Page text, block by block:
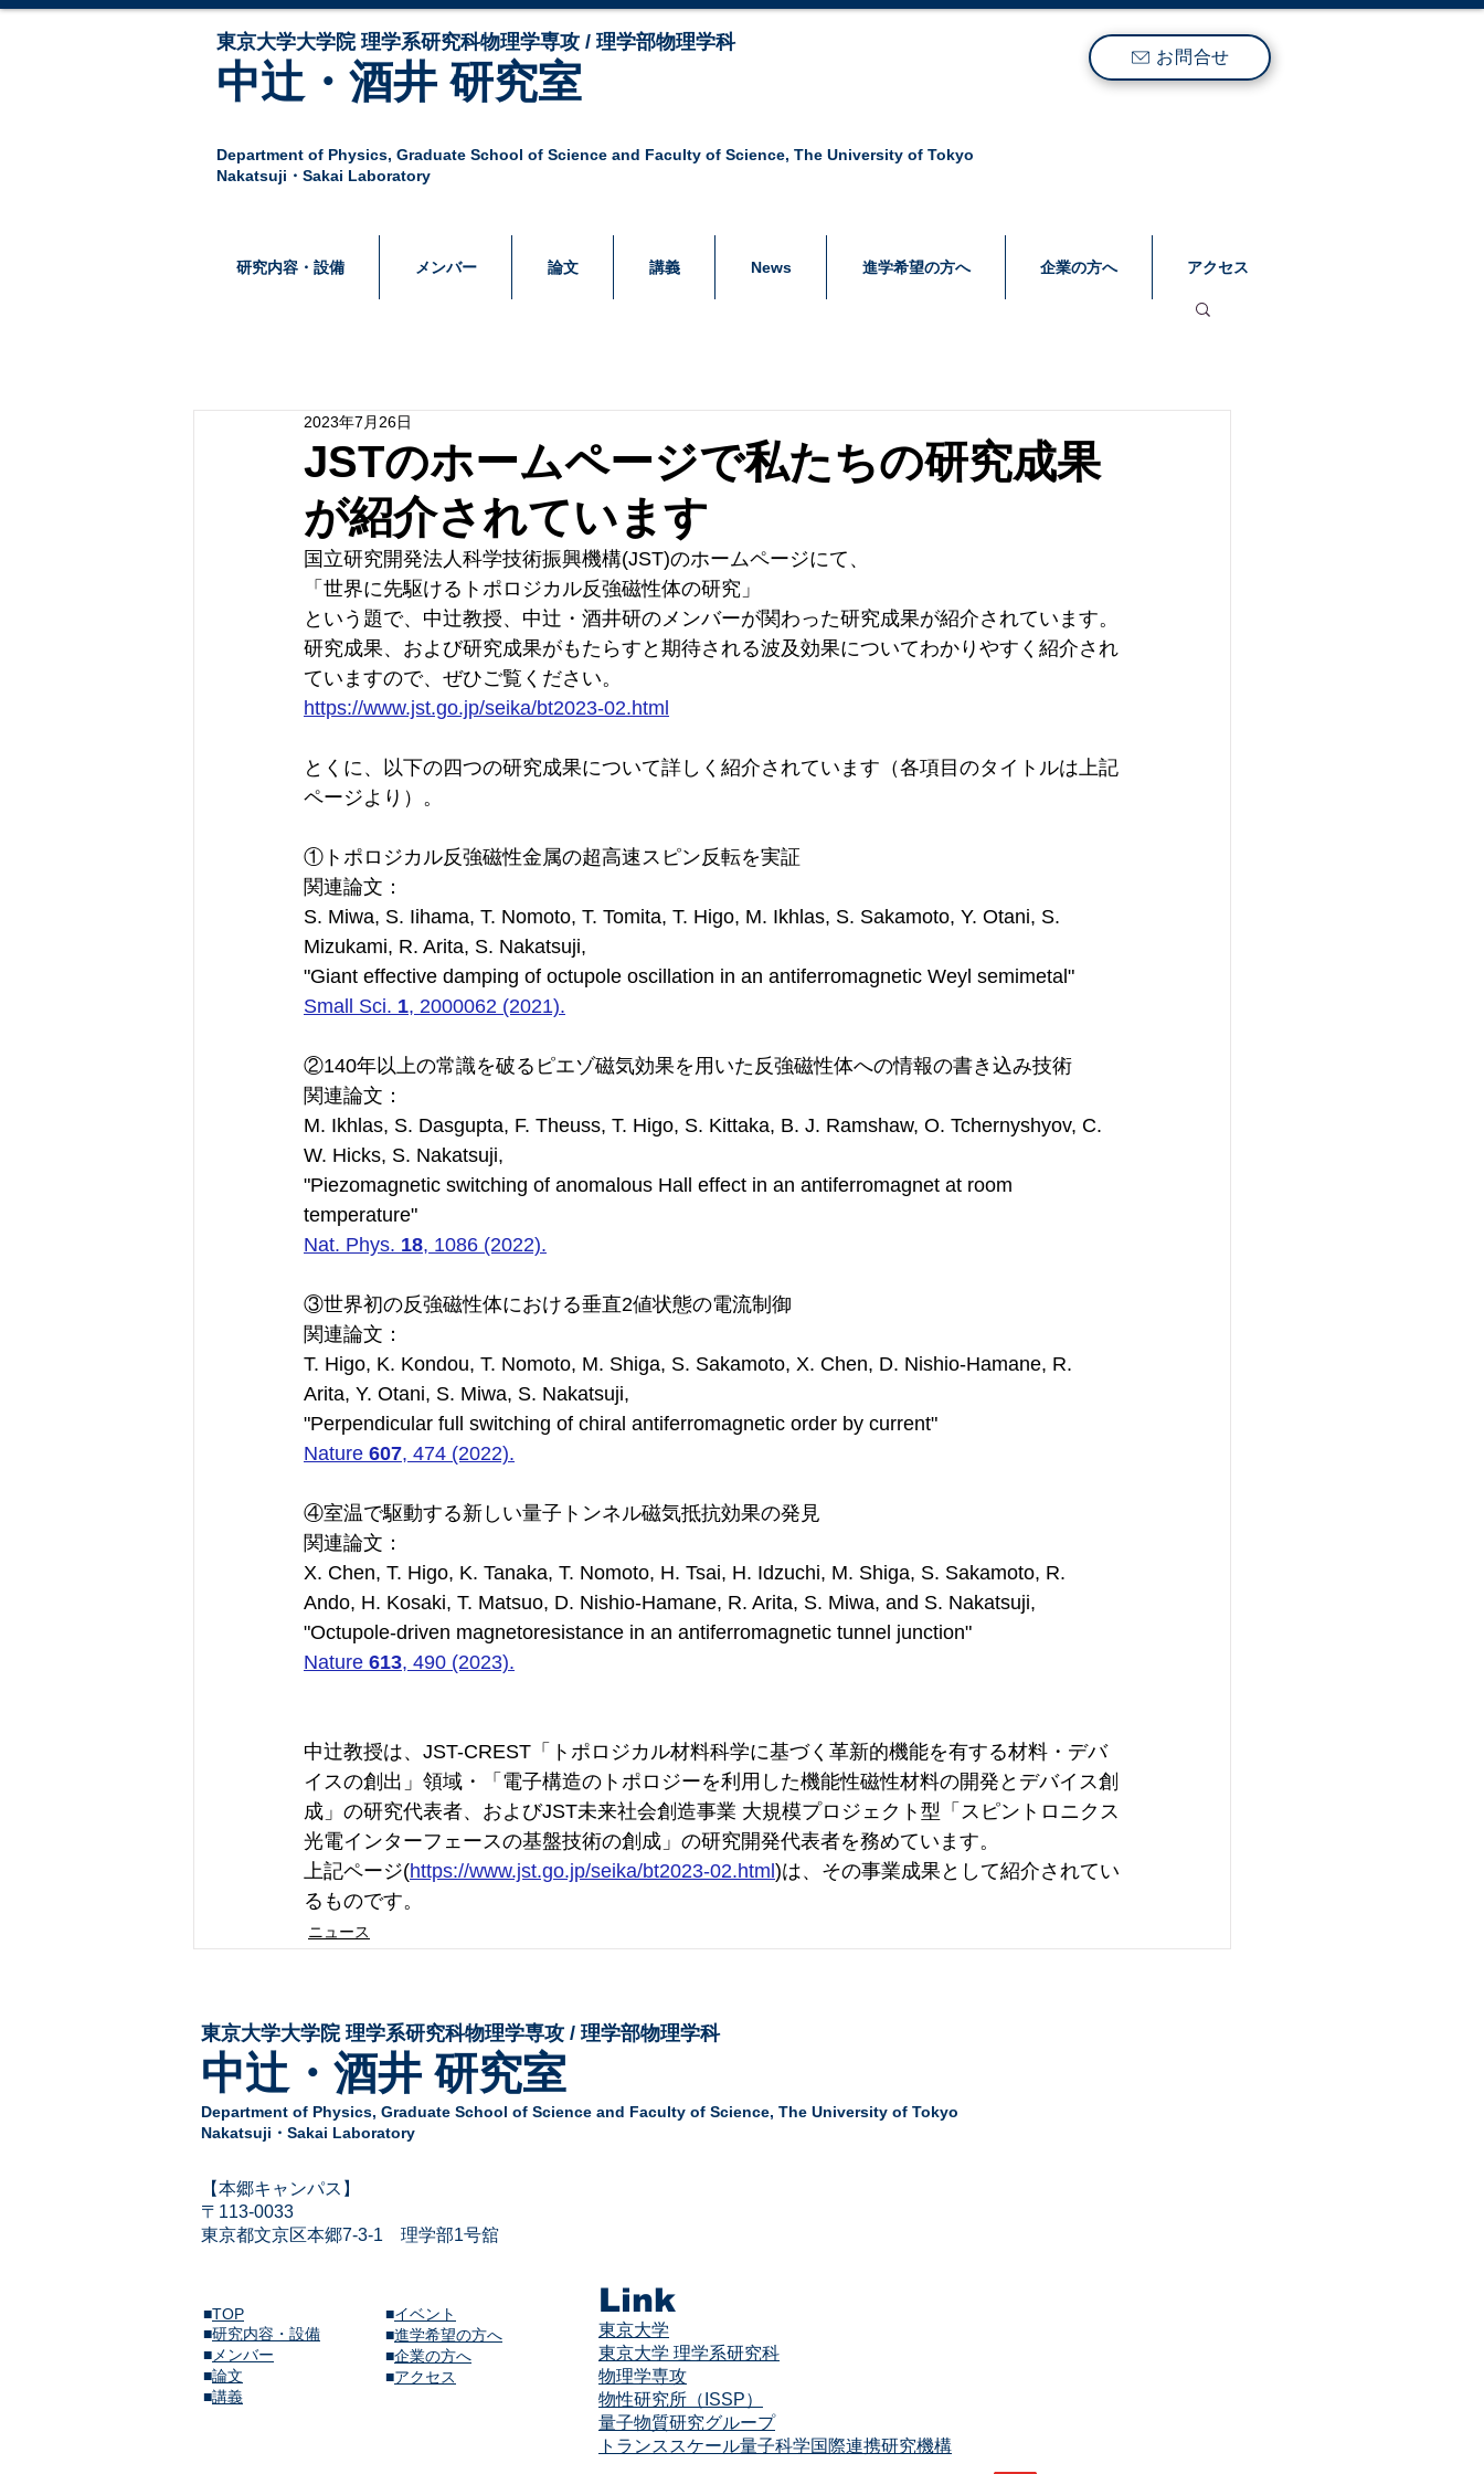
東京大学大学院 ​理学系研究科物理学専攻 / 理学部物理学科
中辻・酒井 研究室
Department of Physics, Graduate School of Science and Faculty of Science, The University of Tokyo
Nakatsuji・Sakai Laboratory
お問合せ
研究内容・設備 メンバー 論文 講義 News 進学希望の方へ 企業の方へ アクセス
JSTのホームページで私たちの研究成果
が紹介されています
2023年7月26日
国立研究開発法人科学技術振興機構(JST)のホームページにて、
「世界に先駆けるトポロジカル反強磁性体の研究」
という題で、中辻教授、中辻・酒井研のメンバーが関わった研究成果が紹介されています。
研究成果、および研究成果がもたらすと期待される波及効果についてわかりやすく紹介され
ていますので、ぜひご覧ください。
https://www.jst.go.jp/seika/bt2023-02.html
とくに、以下の四つの研究成果について詳しく紹介されています（各項目のタイトルは上記
ページより）。
①トポロジカル反強磁性金属の超高速スピン反転を実証
関連論文：
S. Miwa, S. Iihama, T. Nomoto, T. Tomita, T. Higo, M. Ikhlas, S. Sakamoto, Y. Otani, S.
Mizukami, R. Arita, S. Nakatsuji,
"Giant effective damping of octupole oscillation in an antiferromagnetic Weyl semimetal"
Small Sci. 1, 2000062 (2021).
②140年以上の常識を破るピエゾ磁気効果を用いた反強磁性体への情報の書き込み技術
関連論文：
M. Ikhlas, S. Dasgupta, F. Theuss, T. Higo, S. Kittaka, B. J. Ramshaw, O. Tchernyshyov, C.
W. Hicks, S. Nakatsuji,
"Piezomagnetic switching of anomalous Hall effect in an antiferromagnet at room
temperature"
Nat. Phys. 18, 1086 (2022).
③世界初の反強磁性体における垂直2値状態の電流制御
関連論文：
T. Higo, K. Kondou, T. Nomoto, M. Shiga, S. Sakamoto, X. Chen, D. Nishio-Hamane, R.
Arita, Y. Otani, S. Miwa, S. Nakatsuji,
"Perpendicular full switching of chiral antiferromagnetic order by current"
Nature 607, 474 (2022).
④室温で駆動する新しい量子トンネル磁気抵抗効果の発見
関連論文：
X. Chen, T. Higo, K. Tanaka, T. Nomoto, H. Tsai, H. Idzuchi, M. Shiga, S. Sakamoto, R.
Ando, H. Kosaki, T. Matsuo, D. Nishio-Hamane, R. Arita, S. Miwa, and S. Nakatsuji,
"Octupole-driven magnetoresistance in an antiferromagnetic tunnel junction"
Nature 613, 490 (2023).
中辻教授は、JST-CREST「トポロジカル材料科学に基づく革新的機能を有する材料・デバ
イスの創出」領域・「電子構造のトポロジーを利用した機能性磁性材料の開発とデバイス創
成」の研究代表者、およびJST未来社会創造事業 大規模プロジェクト型「スピントロニクス
光電インターフェースの基盤技術の創成」の研究開発代表者を務めています。
上記ページ(https://www.jst.go.jp/seika/bt2023-02.html )は、その事業成果として紹介されてい
るものです。
ニュース
東京大学大学院 ​理学系研究科物理学専攻 / 理学部物理学科
中辻・酒井 研究室
Department of Physics, Graduate School of Science and Faculty of Science, The University of Tokyo
Nakatsuji・Sakai Laboratory
​【本郷キャンパス】
〒113-0033
東京都文京区本郷7-3-1
理学部1号舘
■TOP
■研究内容・設備
■ メンバー
​■論文
​■講義​
■イベント
​■進学希望の方へ
■企業の方へ
​■アクセス
Link
東京大学
東京大学 理学系研究科
物理学専攻
物性研究所（ISSP）
量子物質研究グループ
​​トランススケール量子科学国際連携研究機構